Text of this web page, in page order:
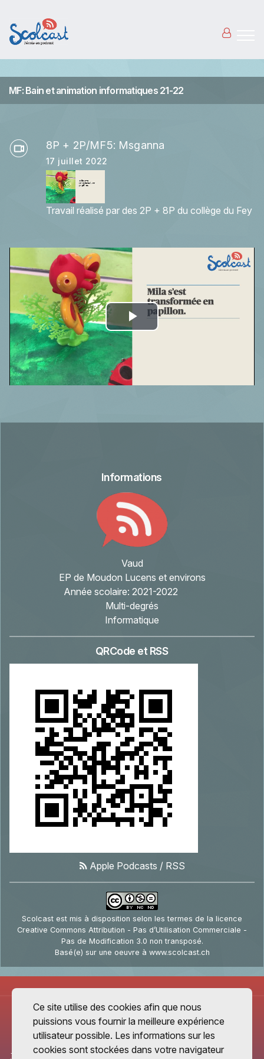
MF: Bain et animation informatiques 21-22
8P + 2P/MF5: Msganna
17 juillet 2022
Travail réalisé par des 2P + 8P du collège du Fey
Play
Video
Informations
Vaud
EP de Moudon Lucens et environs
Année scolaire: 2021-2022
Multi-degrés
Informatique
QRCode et RSS
Apple Podcasts / RSS
Scolcast est mis à disposition selon les termes de la licence
Creative Commons Attribution - Pas d’Utilisation Commerciale -
Pas de Modification 3.0 non transposé.
Basé(e) sur une oeuvre à www.scolcast.ch
Ce site utilise des cookies afin que nous
puissions vous fournir la meilleure expérience
utilisateur possible. Les informations sur les
cookies sont stockées dans votre navigateur